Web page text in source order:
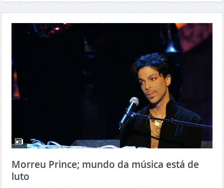
Morreu Prince; mundo da música está de
luto